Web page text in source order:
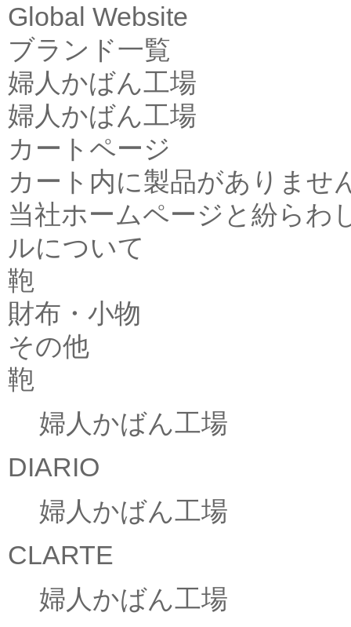
Global Website
ブランド一覧
婦人かばん工場
婦人かばん工場
カートページ
カート内に製品がありませ
当社ホームページと紛らわ
ルについて
鞄
財布・小物
その他
鞄
婦人かばん工場
DIARIO
婦人かばん工場
CLARTE
婦人かばん工場